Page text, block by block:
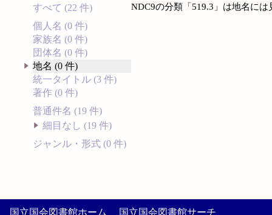
すべて (22 件)
個人名 (0 件)
家族名 (0 件)
団体名 (0 件)
地名 (0 件)
統一タイトル (3 件)
著作 (0 件)
普通件名 (19 件)
細目なし (19 件)
ジャンル・形式 (0 件)
NDC9の分類「519.3」は地名に
国立国会図書館ホーム 国立国会図書館サーチ